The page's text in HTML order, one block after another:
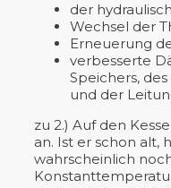
der
Wechsel der
Erneuerung
verbesserte
Speichers,
und der
zu 2.) Auf den
an. Ist er schon alt,
wahrscheinlich